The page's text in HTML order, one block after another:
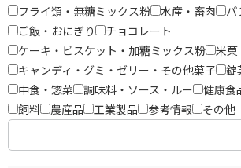
フライ類・無糖ミックス粉
水産・畜肉 パ
ご飯・おにぎり
チョコレート
ケーキ・ビスケット・加糖ミックス粉
米菓
キャンディ・グミ・ゼリー・その他菓子
錠
中食・惣菜
調味料・ソース・ルー 健康食
飼料
農産品 工業製品 参考情報 その他